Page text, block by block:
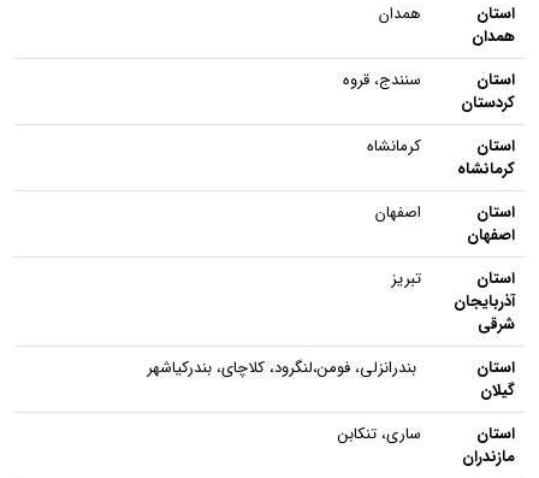
استان
همدان
همدان
استان
کردستان
سنندج، قروه
استان
کرمانشاه
کرمانشاه
استان
اصفهان
اصفهان
استان
آذربایجان
شرقی
تبریز
استان
گیلان
بندرانزلی، فومن،لنگرود، کلاچای، بندرکیاشهر
استان
مازندران
ساری، تنکابن